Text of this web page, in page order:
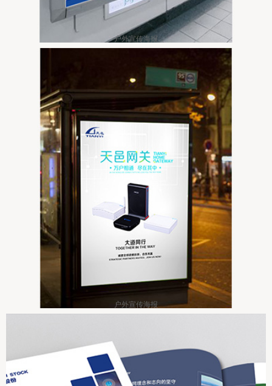
户外宣传海报
户外宣传海报